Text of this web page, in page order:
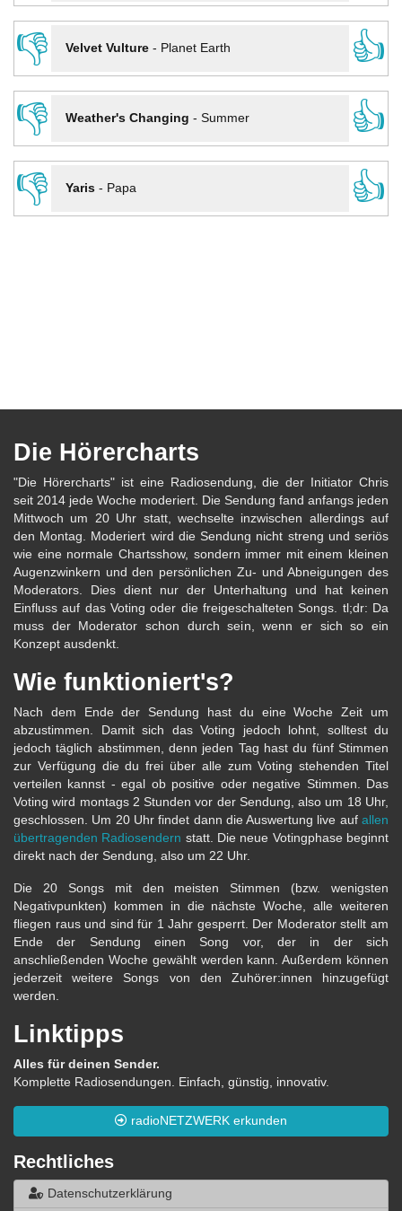
👎
Velvet Vulture- Planet Earth
👍
👎
Weather's Changing - Summer
👍
👎
Yaris- Papa 👍
Die Hörercharts
"Die Hörercharts" ist eine Radiosendung, die der Initiator Chris
seit 2014 jede Woche moderiert. Die Sendung fand anfangs jeden
Mittwoch um 20 Uhr statt, wechselte inzwischen allerdings auf
den Montag. Moderiert wird die Sendung nicht streng und seriös
wie eine normale Chartsshow, sondern immer mit einem kleinen
Augenzwinkern und den persönlichen Zu- und Abneigungen des
Moderators. Dies dient nur der Unterhaltung und hat keinen
Einfluss auf das Voting oder die freigeschalteten Songs. tl;dr: Da
muss der Moderator schon durch sein, wenn er sich so ein
Konzept ausdenkt.
Wie funktioniert's?
Nach dem Ende der Sendung hast du eine Woche Zeit um
abzustimmen. Damit sich das Voting jedoch lohnt, solltest du
jedoch täglich abstimmen, denn jeden Tag hast du fünf Stimmen
zur Verfügung die du frei über alle zum Voting stehenden Titel
verteilen kannst - egal ob positive oder negative Stimmen. Das
Voting wird montags 2 Stunden vor der Sendung, also um 18 Uhr,
geschlossen. Um 20 Uhr findet dann die Auswertung live auf allen
übertragenden Radiosendern statt. Die neue Votingphase beginnt
direkt nach der Sendung, also um 22 Uhr.
Die 20 Songs mit den meisten Stimmen (bzw. wenigsten
Negativpunkten) kommen in die nächste Woche, alle weiteren
fliegen raus und sind für 1 Jahr gesperrt. Der Moderator stellt am
Ende der Sendung einen Song vor, der in der sich
anschließenden Woche gewählt werden kann. Außerdem können
jederzeit weitere Songs von den Zuhörer:innen hinzugefügt
werden.
Linktipps
Alles für deinen Sender.
Komplette Radiosendungen. Einfach, günstig, innovativ.
radioNETZWERK erkunden
Rechtliches
Datenschutzerklärung